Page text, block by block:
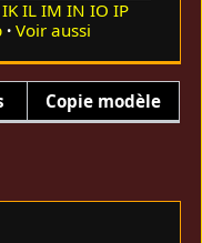
IK IL IM IN IO IP
Voir aussi
Copie modèle